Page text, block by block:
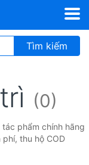
Tìm kiếm
(0)
phẩm chính hãng
thu hộ COD